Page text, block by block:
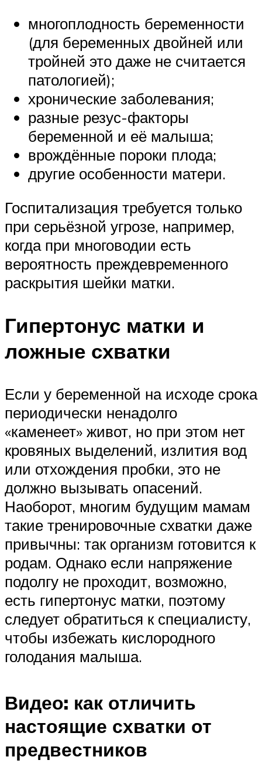
многоплодность беременности
(для беременных двойней или
тройней это даже не считается
патологией);
хронические заболевания;
разные резус-факторы
беременной и её малыша;
врождённые пороки плода;
другие особенности матери.
Госпитализация требуется только
при серьёзной угрозе, например,
когда при многоводии есть
вероятность преждевременного
раскрытия шейки матки.
Гипертонус матки и
ложные схватки
Если у беременной на исходе срока
периодически ненадолго
«каменеет» живот, но при этом нет
кровяных выделений, излития вод
или отхождения пробки, это не
должно вызывать опасений.
Наоборот, многим будущим мамам
такие тренировочные схватки даже
привычны: так организм готовится к
родам. Однако если напряжение
подолгу не проходит, возможно,
есть гипертонус матки, поэтому
следует обратиться к специалисту,
чтобы избежать кислородного
голодания малыша.
Видео: как отличить
настоящие схватки от
предвестников